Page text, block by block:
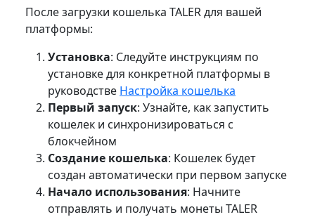
После загрузки кошелька TALER для вашей
платформы:
Установка: Следуйте инструкциям по
установке для конкретной платформы в
руководстве Настройка кошелька
Первый запуск: Узнайте, как запустить
кошелек и синхронизироваться с
блокчейном
Создание кошелька: Кошелек будет
создан автоматически при первом запуске
Начало использования: Начните
отправлять и получать монеты TALER